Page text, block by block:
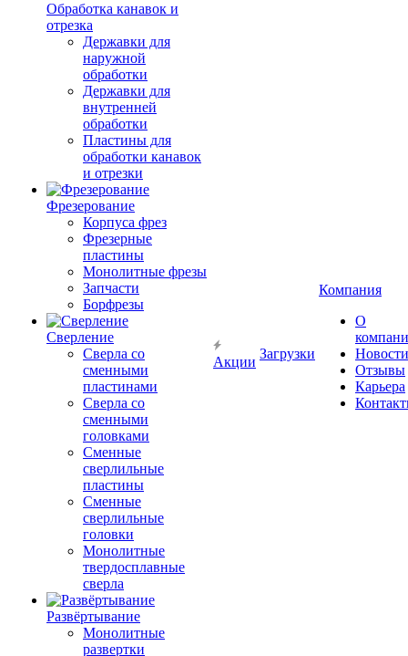
Обработка канавок и
отрезка
Державки для
наружной
обработки
Державки для
внутренней
обработки
Пластины для
обработки канавок
и отрезки
Фрезерование
Корпуса фрез
Фрезерные
пластины
Монолитные фрезы
Запчасти
Борфрезы
Сверление
Сверла со
сменными
пластинами
Сверла со
сменными
головками
Сменные
сверлильные
пластины
Сменные
сверлильные
головки
Монолитные
твердосплавные
сверла
Развёртывание
Монолитные
развертки
Акции
Загрузки
Компания
О
Новости
Отзывы
Карьера